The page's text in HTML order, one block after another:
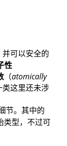
并可以安全的
性
（atomically
这里还未涉
节。其中的
类型，不过可